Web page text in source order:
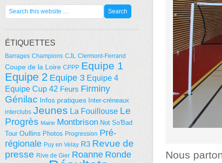
Nous
ÉTIQUETTES
Barrages Champions CJL Clermont-Ferrand
Coupe de la Loire CPPP Equipe 1
Equipe 2 Equipe 3 Equipe 4
Equipe Cup 42 Feurs Firminy
Génilac Infos pratiques Inter-créneaux
interclubs Jeunes La Fouillouse Le
Progrès Mairie Montbrison Not So'Bad
Tour Oullins Photos Progression Pré-
régionale Puy en Velay R3 Revue de
presse Rive de Gier Roanne Ronde